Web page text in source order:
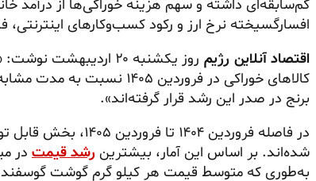
کم‌سابقه‌ای داشته و سهم هزینه خوراکی‌ها از درآمد
افسارگسیخته نرخ ارز و رکود کسب‌وکارهای
اقتصاد آنلاین رژیم
روز یکشنبه ۲۰
کالا‌های خوراکی در
برنج در صدر این رشد قرار گرفته‌اند».
در فاصله فروردین
شده‌اند. بر اساس این آمار، بیشترین رشد قیمت در